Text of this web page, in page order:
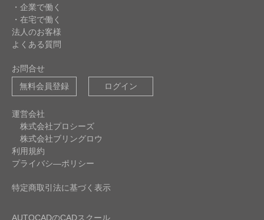
・企業で働く
・在宅で働く
法人のお客様
よくある質問
お問合せ
無料会員登録
ログイン
運営会社
株式会社プロシーズ
株式会社ブリングロウ
利用規約
プライバシ―ポリシー
特定商取引法に基づく表示
AUTOCADのCADスクール